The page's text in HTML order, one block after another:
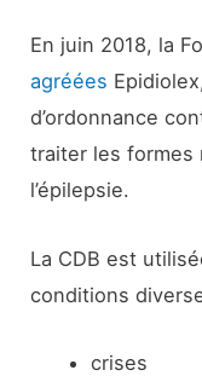
En juin 2018, la
agréées
d’ordonnance
traiter les formes
l’épilepsie.
La CDB est
conditions
crises